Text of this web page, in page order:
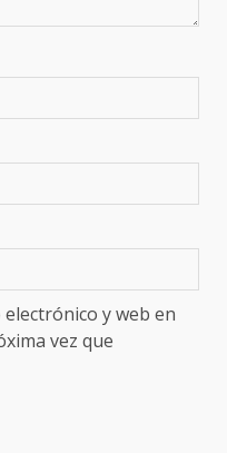
y web en
vez que